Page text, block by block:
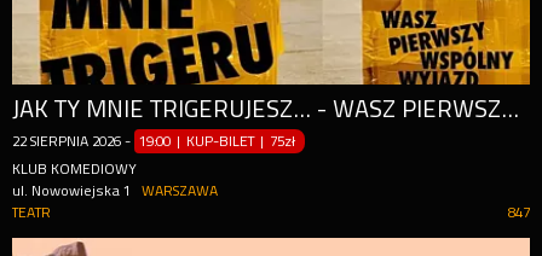
JAK TY MNIE TRIGERUJESZ... - WASZ PIERWSZY WSPÓLNY WYJAZD WE DWOJE | NOWOŚĆ
22 SIERPNIA 2026 - 19:00 | KUP-BILET | 75zł
KLUB KOMEDIOWY
ul. Nowowiejska 1
WARSZAWA
847
TEATR